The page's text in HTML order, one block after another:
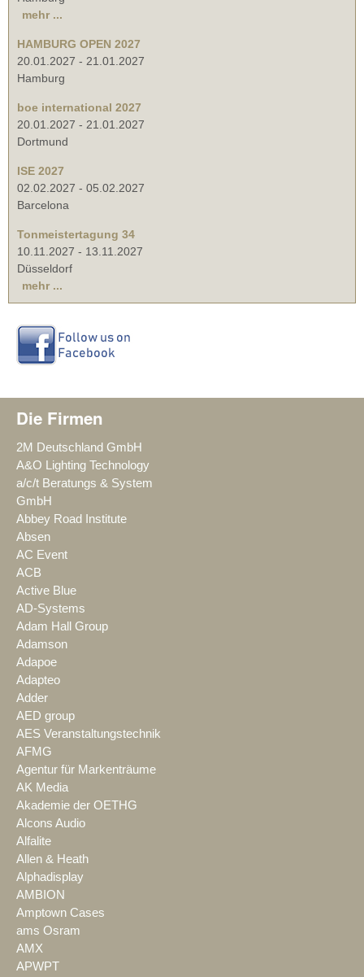
mehr ...
HAMBURG OPEN 2027
20.01.2027 - 21.01.2027
Hamburg
boe international 2027
20.01.2027 - 21.01.2027
Dortmund
ISE 2027
02.02.2027 - 05.02.2027
Barcelona
Tonmeistertagung 34
10.11.2027 - 13.11.2027
Düsseldorf
mehr ...
Die Firmen
2M Deutschland GmbH
A&O Lighting Technology
a/c/t Beratungs & System
GmbH
Abbey Road Institute
Absen
AC Event
ACB
Active Blue
AD-Systems
Adam Hall Group
Adamson
Adapoe
Adapteo
Adder
AED group
AES Veranstaltungstechnik
AFMG
Agentur für Markenträume
AK Media
Akademie der OETHG
Alcons Audio
Alfalite
Allen & Heath
Alphadisplay
AMBION
Amptown Cases
ams Osram
AMX
APWPT